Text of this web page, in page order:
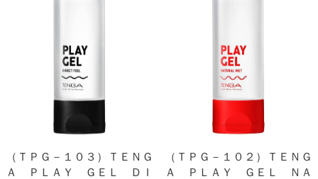
（ＴＰＧ－１０３）ＴＥＮＧ
Ａ ＰＬＡＹ ＧＥＬ ＤＩ
（ＴＰＧ－１０２）ＴＥＮＧ
Ａ ＰＬＡＹ ＧＥＬ ＮＡ